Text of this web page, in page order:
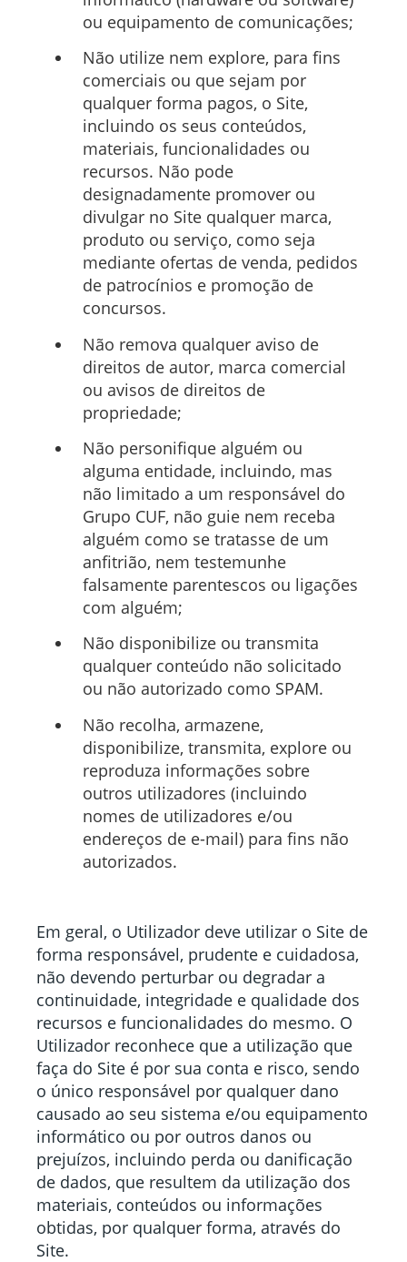
ou equipamento de comunicações;
Não utilize nem explore, para fins
comerciais ou que sejam por
qualquer forma pagos, o Site,
incluindo os seus conteúdos,
materiais, funcionalidades ou
recursos. Não pode
designadamente promover ou
divulgar no Site qualquer marca,
produto ou serviço, como seja
mediante ofertas de venda, pedidos
de patrocínios e promoção de
concursos.
Não remova qualquer aviso de
direitos de autor, marca comercial
ou avisos de direitos de
propriedade;
Não personifique alguém ou
alguma entidade, incluindo, mas
não limitado a um responsável do
Grupo CUF, não guie nem receba
alguém como se tratasse de um
anfitrião, nem testemunhe
falsamente parentescos ou ligações
com alguém;
Não disponibilize ou transmita
qualquer conteúdo não solicitado
ou não autorizado como SPAM.
Não recolha, armazene,
disponibilize, transmita, explore ou
reproduza informações sobre
outros utilizadores (incluindo
nomes de utilizadores e/ou
endereços de e-mail) para fins não
autorizados.
Em geral, o Utilizador deve utilizar o Site de
forma responsável, prudente e cuidadosa,
não devendo perturbar ou degradar a
continuidade, integridade e qualidade dos
recursos e funcionalidades do mesmo. O
Utilizador reconhece que a utilização que
faça do Site é por sua conta e risco, sendo
o único responsável por qualquer dano
causado ao seu sistema e/ou equipamento
informático ou por outros danos ou
prejuízos, incluindo perda ou danificação
de dados, que resultem da utilização dos
materiais, conteúdos ou informações
obtidas, por qualquer forma, através do
Site.